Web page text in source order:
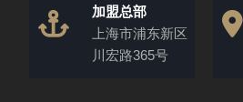
加盟总部
上海市浦东新区
川宏路365号